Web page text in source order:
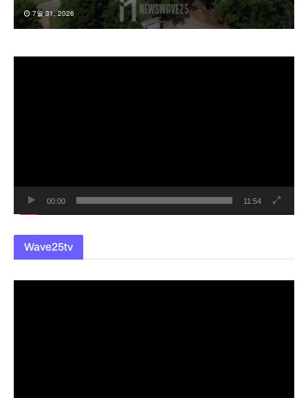
7월 31, 2026
00:00 11:54
Wave25tv